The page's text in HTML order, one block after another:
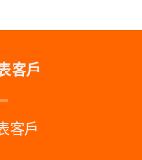
客戶
客戶